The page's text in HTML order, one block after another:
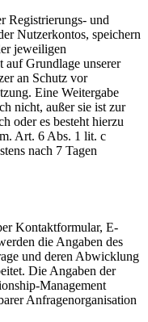
Registrierungs- und
Nutzerkontos, speichern
jeweiligen
Grundlage unserer
an Schutz vor
Eine Weitergabe
nicht, außer sie ist zur
oder es besteht hierzu
Art. 6 Abs. 1 lit. c
nach 7 Tagen
Kontaktformular, E-
die Angaben des
und deren Abwicklung
Die Angaben der
Management
Anfragenorganisation